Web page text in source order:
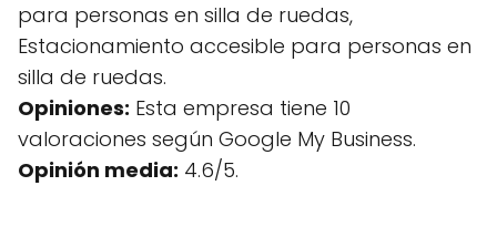
para personas en silla de ruedas,
Estacionamiento accesible para personas en
silla de ruedas.
Opiniones: Esta empresa tiene 10
valoraciones según Google My Business.
Opinión media: 4.6/5.